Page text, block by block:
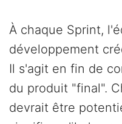
À chaque Sprint,
développement
Il s'agit en fin de
du produit "final".
devrait être